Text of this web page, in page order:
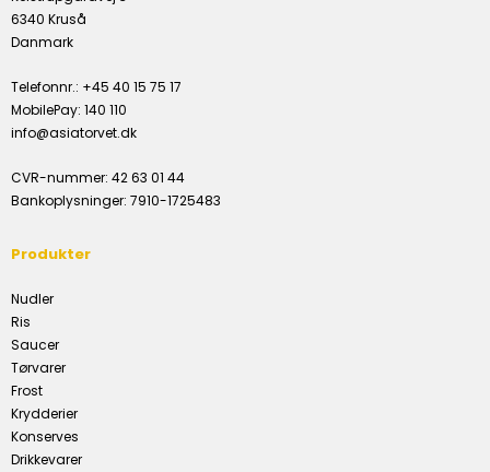
6340 Kruså
Danmark
Telefonnr.: +45 40 15 75 17
MobilePay: 140 110
info@asiatorvet.dk
CVR-nummer: 42 63 01 44
Bankoplysninger: 7910-1725483
Produkter
Nudler
Ris
Saucer
Tørvarer
Frost
Krydderier
Konserves
Drikkevarer